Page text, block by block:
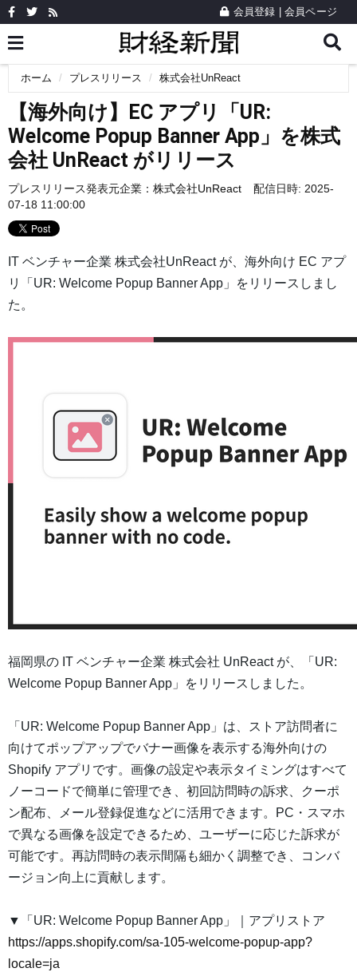
会員登録 会員ページ
ホーム プレスリリース 株式会社UnReact
【海外向け】EC アプリ「UR:
Welcome Popup Banner App」を株式
会社 UnReact がリリース
プレスリリース発表元企業： 株式会社UnReact
配信日時: 2025-
07-18 11:00:00
IT ベンチャー企業 株式会社UnReact が、海外向け EC アプ
リ「UR: Welcome Popup Banner App」をリリースしまし
た。
福岡県の IT ベンチャー企業 株式会社 UnReact が、「UR:
Welcome Popup Banner App」をリリースしました。
「UR: Welcome Popup Banner App」は、ストア訪問者に
向けてポップアップでバナー画像を表示する海外向けの
Shopify アプリです。画像の設定や表示タイミングはすべて
ノーコードで簡単に管理でき、初回訪問時の訴求、クーポ
ン配布、メール登録促進などに活用できます。PC・スマホ
で異なる画像を設定できるため、ユーザーに応じた訴求が
可能です。再訪問時の表示間隔も細かく調整でき、コンバ
ージョン向上に貢献します。
▼「UR: Welcome Popup Banner App」｜アプリストア
https://apps.shopify.com/sa-105-welcome-popup-app?
locale=ja